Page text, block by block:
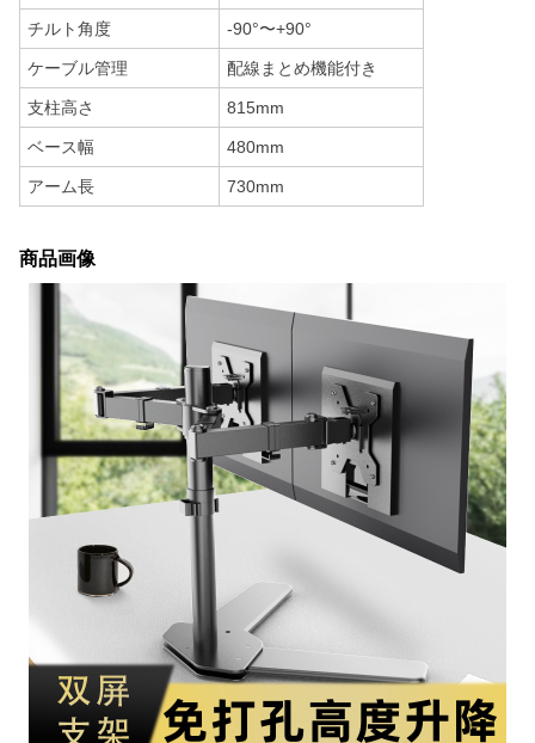
チルト角度 -90°〜+90°
ケーブル管理 配線まとめ機能付き
支柱高さ 815mm
ベース幅 480mm
アーム長 730mm
商品画像